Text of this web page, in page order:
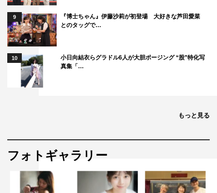
脚本：穴吹一朗
チーフプロデューサー：池田健司
製作著作：日本テレビ
番組公式HP：
ムロツヨシ 中川大志 今田美桜
9
『博士ちゃん』伊藤沙莉が初登場 大好きな芦田愛菜
とのタッグで…
10
小日向結衣らグラドル6人が大胆ポージング “股”特化写
真集「…
もっと見る
フォトギャラリー